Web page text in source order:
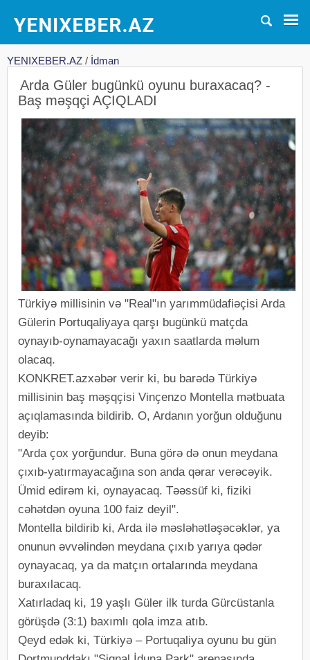
YENIXEBER.AZ / İdman
Arda Güler bugünkü oyunu buraxacaq? -
Baş məşqçi AÇIQLADI
Türkiyə millisinin və "Real"ın yarımmüdafiəçisi Arda
Gülerin​ Portuqaliyaya qarşı bugünkü matçda
oynayıb-oynamayacağı yaxın saatlarda məlum
olacaq.
KONKRET.azxəbər verir ki, bu barədə Türkiyə
millisinin baş məşqçisi Vinçenzo Montella mətbuata
açıqlamasında bildirib. O, Ardanın yorğun olduğunu
deyib:
"Arda çox yorğundur. Buna görə də onun meydana
çıxıb-yatırmayacağına son anda qərar verəcəyik.
Ümid edirəm ki, oynayacaq. Təəssüf ki, fiziki
cəhətdən oyuna 100 faiz deyil".
Montella bildirib ki, Arda ilə məsləhətləşəcəklər, ya
onunun əvvəlindən meydana çıxıb yarıya qədər
oynayacaq, ya da matçın ortalarında meydana
buraxılacaq.
Xatırladaq ki, 19 yaşlı Güler ​​ilk turda Gürcüstanla
görüşdə (3:1) baxımlı qola imza atıb.
Qeyd edək ki, Türkiyə – Portuqaliya oyunu bu gün